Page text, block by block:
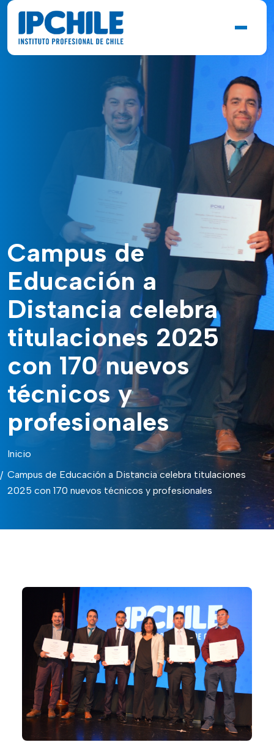
Campus de
Educación a
Distancia celebra
titulaciones 2025
con 170 nuevos
técnicos y
profesionales
Inicio
Campus de Educación a Distancia celebra titulaciones
2025 con 170 nuevos técnicos y profesionales